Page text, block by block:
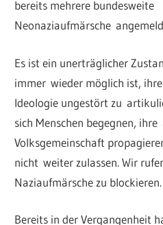
bereits mehrere bundesweite
Neonaziaufmärsche
Es ist ein unerträglicher
immer wieder möglich ist,
Ideologie ungestört zu
sich Menschen begegnen,
Volksgemeinschaft
nicht weiter zulassen. Wir
Naziaufmärsche zu blockieren.
Bereits in der Vergangenheit